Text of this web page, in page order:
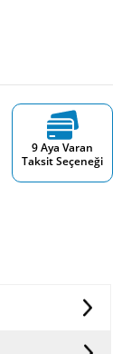
9 Aya Varan
Taksit Seçeneği